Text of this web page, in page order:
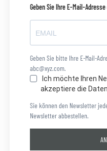
Geben Sie Ihre E-Mail-
Geben Sie bitte Ihre E-Mail-
abc@xyz.com.
Ich möchte Ihren
akzeptiere die
Sie können den Newsletter
Newsletter abbestellen.